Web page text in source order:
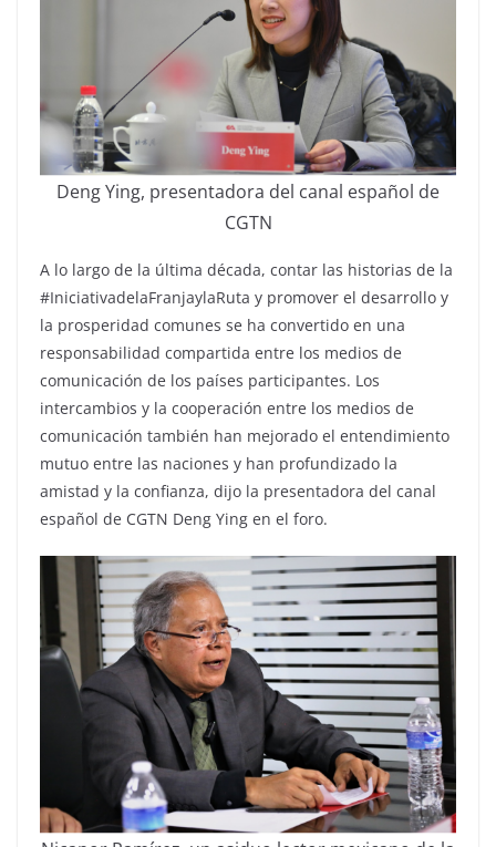
Deng Ying, presentadora del canal español de
CGTN
A lo largo de la última década, contar las historias de la
#IniciativadelaFranjaylaRuta y promover el desarrollo y
la prosperidad comunes se ha convertido en una
responsabilidad compartida entre los medios de
comunicación de los países participantes. Los
intercambios y la cooperación entre los medios de
comunicación también han mejorado el entendimiento
mutuo entre las naciones y han profundizado la
amistad y la confianza, dijo la presentadora del canal
español de CGTN Deng Ying en el foro.